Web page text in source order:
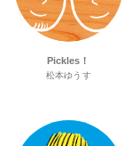
Pickles！
松本ゆうす